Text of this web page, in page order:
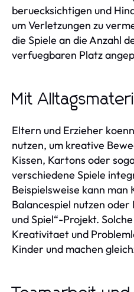
beruecksichtigen und
um Verletzungen zu
die Spiele an die Anzahl
verfuegbaren Platz
Mit
Eltern und Erzieher
nutzen, um kreative
Kissen, Kartons oder
verschiedene Spiele
Beispielsweise kann man
Balancespiel nutzen
und Spiel“-Projekt.
Kreativitaet und
Kinder und machen